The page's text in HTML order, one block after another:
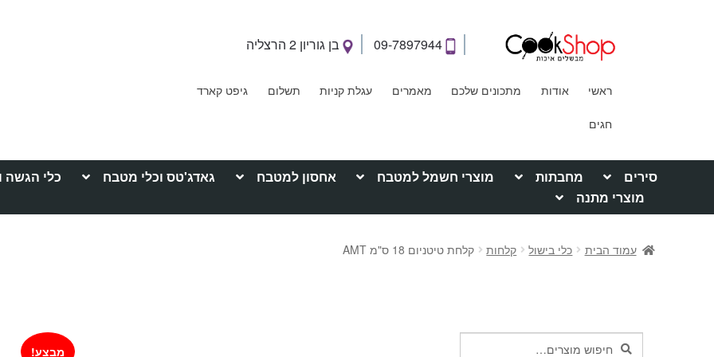
09-7897944 בן גוריון 2 הרצליה
ראשי אודות מתכונים שלכם מאמרים עגלת קניות תשלום גיפט קארד
חגים
סירים מחבתות מוצרי חשמל למטבח אחסון למטבח גאדג'טס וכלי מטבח כלי הגשה
מוצרי מתנה
עמוד הבית כלי בישול קלחות קלחת טיטניום 18 ס"מ AMT
מבצע!
חיפושחיפוש